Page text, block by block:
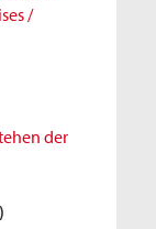
/
der